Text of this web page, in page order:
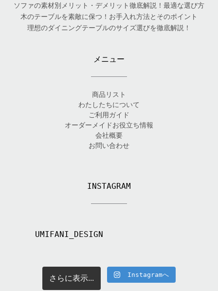
ソファの素材別メリット・デメリット徹底解説！最適な選び方
木のテーブルを素敵に保つ！お手入れ方法とそのポイント
理想のダイニングテーブルのサイズ選びを徹底解説！
メニュー
商品リスト
わたしたちについて
ご利用ガイド
オーダーメイドお役立ち情報
会社概要
お問い合わせ
INSTAGRAM
UMIFANI_DESIGN
さらに表示... Instagramへ